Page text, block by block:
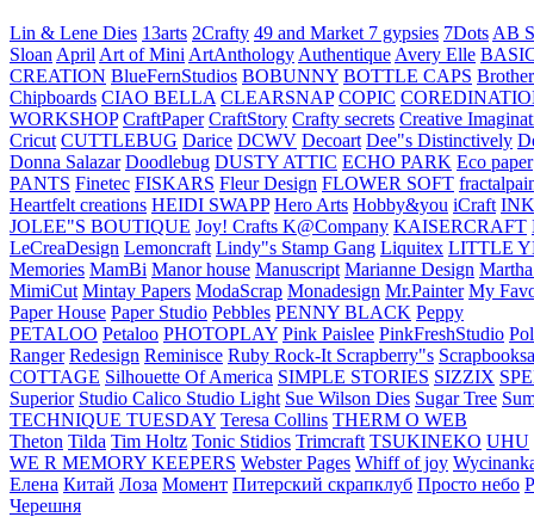
Lin & Lene Dies 13arts 2Crafty 49 and Market 7 gypsies 7Dots AB
Sloan April Art of Mini ArtAnthology Authentique Avery Elle
CREATION BlueFernStudios BOBUNNY BOTTLE CAPS Brother
Chipboards CIAO BELLA CLEARSNAP COPIC
WORKSHOP CraftPaper CraftStory Crafty secrets Creative
Cricut CUTTLEBUG Darice DCWV Decoart Dee"s Distinctively
Donna Salazar Doodlebug DUSTY ATTIC ECHO PARK Eco paper
PANTS Finetec FISKARS Fleur Design FLOWER SOFT
Heartfelt creations HEIDI SWAPP Hero Arts Hobby&you iCraft
JOLEE"S BOUTIQUE Joy! Crafts K@Company KAISERCRAFT
LeCreaDesign Lemoncraft Lindy"s Stamp Gang Liquitex LITTLE
Memories MamBi Manor house Manuscript Marianne Design
MimiCut Mintay Papers ModaScrap Monadesign Mr.Painter My
Paper House Paper Studio Pebbles PENNY BLACK Peppy
PETALOO Petaloo PHOTOPLAY Pink Paislee PinkFreshStudio
Ranger Redesign Reminisce Ruby Rock-It Scrapberry"s
COTTAGE Silhouette Of America SIMPLE STORIES SIZZIX
Superior Studio Calico Studio Light Sue Wilson Dies Sugar Tree
TECHNIQUE TUESDAY Teresa Collins THERM O WEB
Theton Tilda Tim Holtz Tonic Stidios Trimcraft TSUKINEKO UHU
WE R MEMORY KEEPERS Webster Pages Whiff of joy
Елена Китай Лоза Момент Питерский скрапклуб Просто небо
Черешня